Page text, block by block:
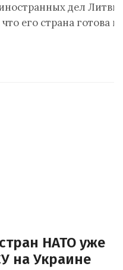
дел
его страна готова
НАТО уже
на Украине